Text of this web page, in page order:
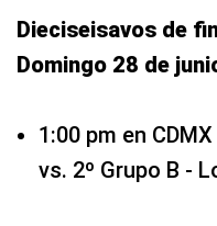
Dieciseisavos de
Domingo 28 de
1:00 pm en
vs. 2º Grupo B -